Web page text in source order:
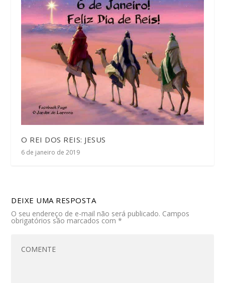
O REI DOS REIS: JESUS
6 de janeiro de 2019
DEIXE UMA RESPOSTA
O seu endereço de e-mail não será publicado. Campos
obrigatórios são marcados com*